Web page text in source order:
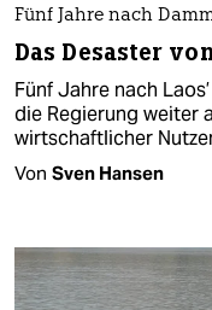
Fünf Jahre nach
Das Desaster
Fünf Jahre nach
die Regierung weiter
wirtschaftlicher
Von Sven Hansen